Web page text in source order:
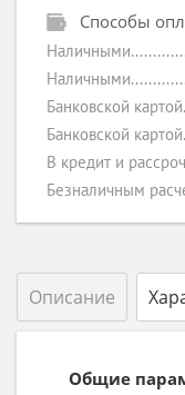
Способы
Наличными
Наличными
Банковской картой
Банковской картой
В кредит и
Безналичным
Описание
Общие